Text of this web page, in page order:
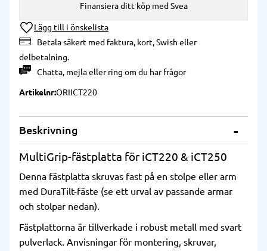
Lägg till i önskelista
Betala säkert med faktura, kort, Swish eller
delbetalning.
Chatta, mejlaellerring om du har frågor
Finansiera ditt köp med Svea
ArtikelnrORIICT220
Beskrivning
MultiGrip-fästplatta för iCT220 & iCT250
Denna fästplatta skruvas fast på en stolpe eller arm
med DuraTilt-fäste (se ett urval av passande armar
och stolpar nedan).
Fästplattorna är tillverkade i robust metall med svart
pulverlack. Anvisningar för montering, skruvar,